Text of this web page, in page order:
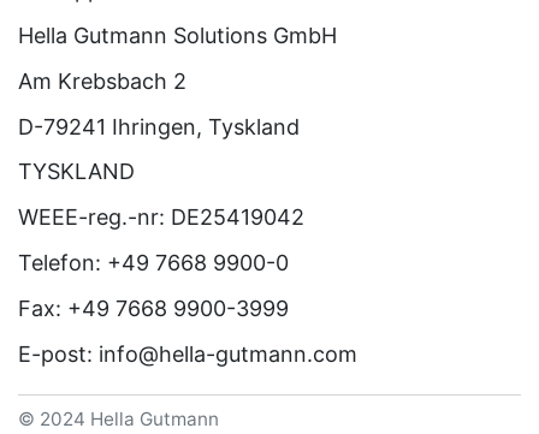
Hella Gutmann Solutions GmbH
Am Krebsbach 2
D-79241 Ihringen, Tyskland
TYSKLAND
WEEE-reg.-nr: DE25419042
Telefon: +49 7668 9900-0
Fax: +49 7668 9900-3999
E-post: info@hella-gutmann.com
© 2024 Hella Gutmann